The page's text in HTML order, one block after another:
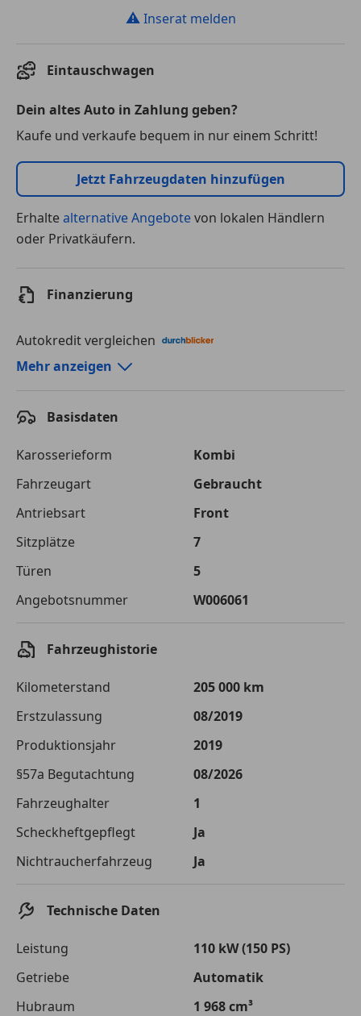
⚠ Inserat melden
Eintauschwagen
Dein altes Auto in Zahlung geben?
Kaufe und verkaufe bequem in nur einem Schritt!
Jetzt Fahrzeugdaten hinzufügen
Erhaltealternative Angebotevon lokalen Händlern
oder Privatkäufern.
Finanzierung
Autokredit vergleichen
Autokredit-Rechner von durchblicker.at
Laufzeit
120 Monate
Kreditbetrag
€ 17 800,-
Zu zahlender
Gesamtbetrag
€ 25 076,-
Einberechnete Gebühren
€ 0,-
Monatliche Rate € 208,97
von der von Ihnen gewählten Bank. Rückzahlungszeitraum 1-10
Jetzt berechnen
Mehr anzeigen
Basisdaten
Karosserieform
Kombi
Fahrzeugart
Gebraucht
Antriebsart
Front
Sitzplätze
7
Türen
5
Angebotsnummer
W006061
Fahrzeughistorie
Kilometerstand
205 000 km
Erstzulassung
08/2019
Produktionsjahr
2019
§57a Begutachtung
08/2026
Fahrzeughalter
1
Scheckheftgepflegt
Ja
Nichtraucherfahrzeug
Ja
Technische Daten
Leistung
110 kW (150 PS)
Getriebe
Automatik
Hubraum
1 968 cm³